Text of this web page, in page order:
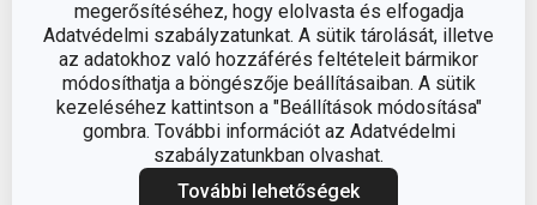
megerősítéséhez, hogy elolvasta és elfogadja
Adatvédelmi szabályzatunkat. A sütik tárolását, illetve
az adatokhoz való hozzáférés feltételeit bármikor
módosíthatja a böngészője beállításaiban. A sütik
kezeléséhez kattintson a "Beállítások módosítása"
gombra. További információt az Adatvédelmi
szabályzatunkban olvashat.
További lehetőségek
Egyéb paraméterek
ANYAG
ötvözött alumínium,
rozsdamentes acél,
tapadásmentes felület